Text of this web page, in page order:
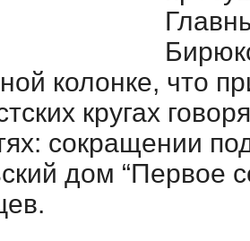
колонке, что
кругах
сокращении
дом “Первое